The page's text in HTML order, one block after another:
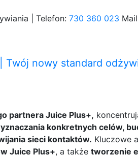
| Telefon: 730 360 023
partnera Juice Plus+,
konkretnych celów,
sieci kontaktów. Kluczowe
Juice Plus+, a także tworzenie